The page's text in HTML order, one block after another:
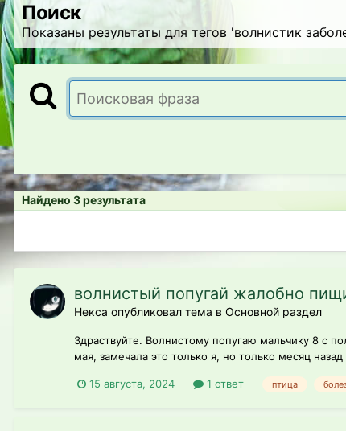
Поиск
Показаны результаты для тегов 'волнистик
Найдено 3 результата
волнистый попугай жалобно
Некса опубликовал тема в Основной раздел
Здраствуйте. Волнистому попугаю мальчику 8 с
мая, замечала это только я, но только месяц
15 августа, 2024 1 ответ птица